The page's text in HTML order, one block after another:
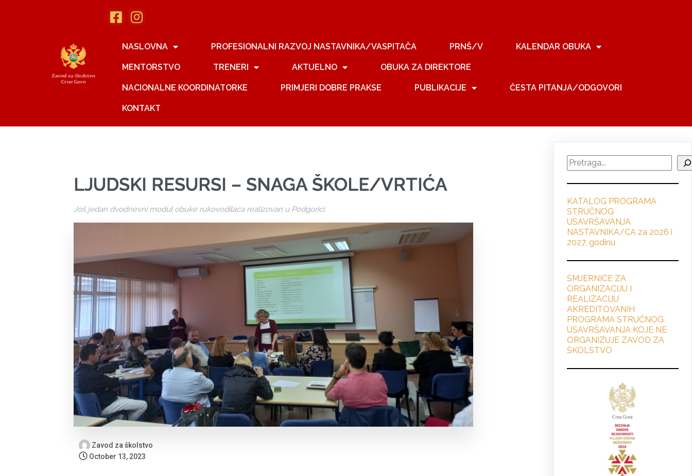
NASLOVNA PROFESIONALNI RAZVOJ NASTAVNIKA/VASPITAČA PRNŠ/V KALENDAR OBUKA
MENTORSTVO TRENERI AKTUELNO OBUKA ZA DIREKTORE
NACIONALNE KOORDINATORKE PRIMJERI DOBRE PRAKSE PUBLIKACIJE ČESTA PITANJA/ODGOVORI
KONTAKT
LJUDSKI RESURSI – SNAGA ŠKOLE/VRTIĆA
Još jedan dvodnevni modul obuke rukovodilaca realizovan u Podgorici.
Zavod za školstvo
October 13, 2023
Search
KATALOG PROGRAMA
STRUČNOG
USAVRŠAVANJA
NASTAVNIKA/CA za 2026 i
2027. godinu
SMJERNICE ZA
ORGANIZACIJU I
REALIZACIJU
AKREDITOVANIH
PROGRAMA STRUČNOG
USAVRŠAVANJA KOJE NE
ORGANIZUJE ZAVOD ZA
ŠKOLSTVO